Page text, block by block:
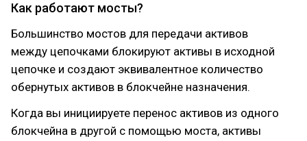
Как работают мосты?
Большинство мостов для передачи активов
между цепочками блокируют активы в исходной
цепочке и создают эквивалентное количество
обернутых активов в блокчейне назначения.
Когда вы инициируете перенос активов из одного
блокчейна в другой с помощью моста, активы